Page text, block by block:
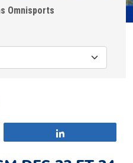
Omnisports